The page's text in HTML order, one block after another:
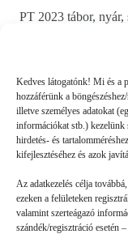
Kedves látogatónk! Mi és a
hozzáférünk a
illetve személyes adatokat
információkat stb.) kezelünk
hirdetés- és
kifejlesztéséhez és azok
Az adatkezelés célja
ezeken a felületeken
valamint szerteágazó
szándék/regisztráció esetén
PT 2023 tábor,
karakterrel jelöltük